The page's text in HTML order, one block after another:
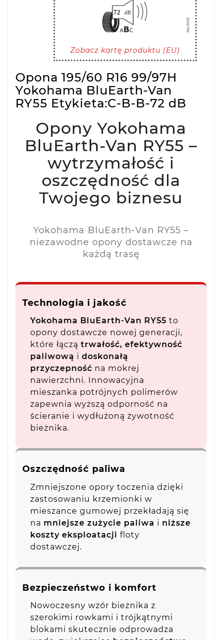
Zobacz kartę produktu (EU)
Opona 195/60 R16 99/97H
Yokohama BluEarth-Van
RY55 Etykieta:C-B-B-72 dB
Opony Yokohama
BluEarth-Van RY55 –
wytrzymałość i
oszczędność dla
Twojego biznesu
Yokohama BluEarth-Van RY55 –
niezawodne opony dostawcze na
każdą trasę
Technologia i jakość
Yokohama BluEarth-Van RY55 to
opony dostawcze nowej generacji,
które łączą trwałość, efektywność
paliwową i doskonałą
przyczepność na mokrej
nawierzchni. Innowacyjna
mieszanka potrójnych polimerów
zapewnia wyższą odporność na
ścieranie i wydłużoną żywotność
bieżnika.
Oszczędność paliwa
Zmniejszone opory toczenia dzięki
zastosowaniu krzemionki w
mieszance gumowej przekładają się
na mniejsze zużycie paliwa i niższe
koszty eksploatacji floty
dostawczej.
Bezpieczeństwo i komfort
Nowoczesny wzór bieżnika z
szerokimi rowkami i trójkątnymi
blokami skutecznie odprowadza